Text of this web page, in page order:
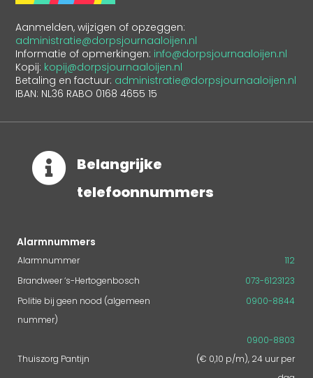
Aanmelden, wijzigen of opzeggen:
administratie@dorpsjournaaloijen.nl
Informatie of opmerkingen: info@dorpsjournaaloijen.nl
Kopij: kopij@dorpsjournaaloijen.nl
Betaling en factuur: administratie@dorpsjournaaloijen.nl
IBAN: NL36 RABO 0168 4655 15

Belangrijke
telefoonnummers
Alarmnummers
Alarmnummer
112
Brandweer ‘s-Hertogenbosch
073-6123123
Politie bij geen nood (algemeen
nummer)
0900-8844
Thuiszorg Pantijn
0900-8803
(€ 0,10 p/m), 24 uur per